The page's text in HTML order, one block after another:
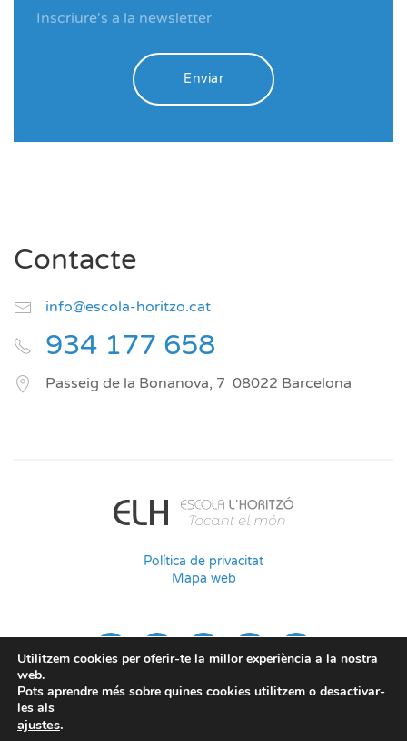
Enviar
Contacte
info@escola-horitzo.cat
934 177 658
Passeig de la Bonanova, 7 08022 Barcelona
Política de privacitat
Mapa web
Utilitzem cookies per oferir-te la millor experiència a la nostra
web.
Pots aprendre més sobre quines cookies utilitzem o desactivar-
les als
ajustes.